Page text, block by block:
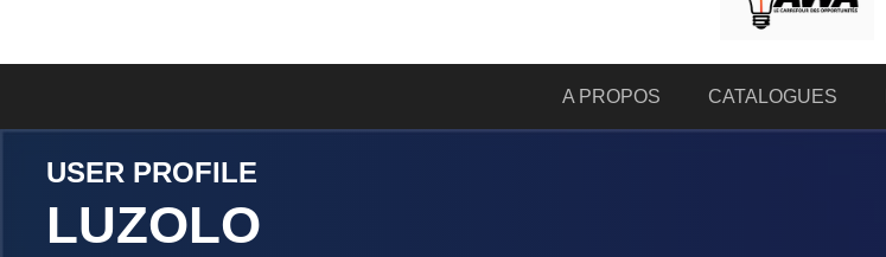
A PROPOS CATALOGUES
USER PROFILE
LUZOLO